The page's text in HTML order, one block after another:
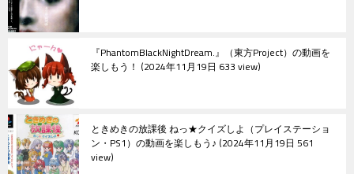
『PhantomBlackNightDream.』（東方Project）の動画を
楽しもう！ 2024年11月19日 633 view
ときめきの放課後 ねっ★クイズしよ（プレイステーショ
ン・PS1）の動画を楽しもう♪ 2024年11月19日 561
view